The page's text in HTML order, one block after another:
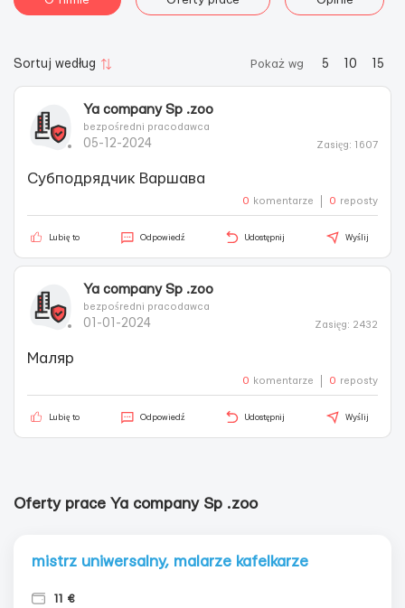
Sortuj według Pokaż wg 5 10 15
Ya company Sp .zoo
bezpośredni pracodawca
05-12-2024 Zasięg: 1607
Субподрядчик Варшава
0 komentarze 0 reposty
Lubię to Odpowiedź Udostępnij Wyślij
Ya company Sp .zoo
bezpośredni pracodawca
01-01-2024 Zasięg: 2432
Маляр
0 komentarze 0 reposty
Lubię to Odpowiedź Udostępnij Wyślij
Oferty prace Ya company Sp .zoo
mistrz uniwersalny, malarze kafelkarze
11 €